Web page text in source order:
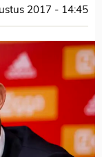
2017 - 14:45